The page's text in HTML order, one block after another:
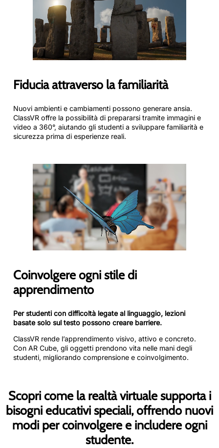
Fiducia attraverso la familiarità
Nuovi ambienti e cambiamenti possono generare ansia.
ClassVR offre la possibilità di prepararsi tramite immagini e
video a 360°, aiutando gli studenti a sviluppare familiarità e
sicurezza prima di esperienze reali.
Coinvolgere ogni stile di
apprendimento
Per studenti con difficoltà legate al linguaggio, lezioni
basate solo sul testo possono creare barriere.
ClassVR rende l’apprendimento visivo, attivo e concreto.
Con AR Cube, gli oggetti prendono vita nelle mani degli
studenti, migliorando comprensione e coinvolgimento.
Scopri come la realtà virtuale supporta i
bisogni educativi speciali, offrendo nuovi
modi per coinvolgere e includere ogni
studente.